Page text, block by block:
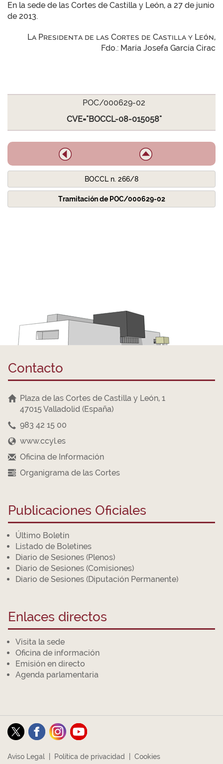
En la sede de las Cortes de Castilla y León, a 27 de junio
de 2013.
La Presidenta de las Cortes de Castilla y León,
Fdo.: María Josefa García Cirac
POC/000629-02
CVE="BOCCL-08-015058"
BOCCL n. 266/8
Tramitación de POC/000629-02
Contacto
Plaza de las Cortes de Castilla y León, 1
47015 Valladolid (España)
983 42 15 00
www.ccyl.es
Oficina de Información
Organigrama de las Cortes
Publicaciones Oficiales
Último Boletín
Listado de Boletines
Diario de Sesiones (Plenos)
Diario de Sesiones (Comisiones)
Diario de Sesiones (Diputación Permanente)
Enlaces directos
Visita la sede
Oficina de información
Emisión en directo
Agenda parlamentaria
Aviso Legal Política de privacidad
Cookies